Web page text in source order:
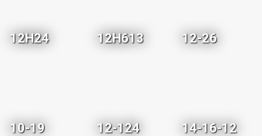
12H24 12H613 12-26
10-19 12-124 14-16-12